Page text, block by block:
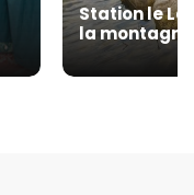
Station le
la